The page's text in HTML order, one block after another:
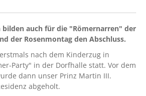
bilden auch für die "Römernarren" der
der Rosenmontag den Abschluss.
nach dem Kinderzug in
Party" in der Dorfhalle statt. Vor dem
dann unser Prinz Martin III.
abgeholt.